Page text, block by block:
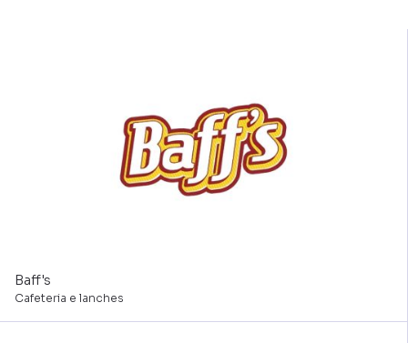
Baff's
Cafeteria e lanches